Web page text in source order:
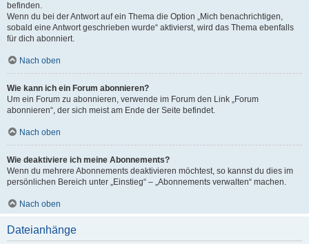
befinden.
Wenn du bei der Antwort auf ein Thema die Option „Mich benachrichtigen,
sobald eine Antwort geschrieben wurde“ aktivierst, wird das Thema ebenfalls
für dich abonniert.
Nach oben
Wie kann ich ein Forum abonnieren?
Um ein Forum zu abonnieren, verwende im Forum den Link „Forum
abonnieren“, der sich meist am Ende der Seite befindet.
Nach oben
Wie deaktiviere ich meine Abonnements?
Wenn du mehrere Abonnements deaktivieren möchtest, so kannst du dies im
persönlichen Bereich unter „Einstieg“ – „Abonnements verwalten“ machen.
Nach oben
Dateianhänge